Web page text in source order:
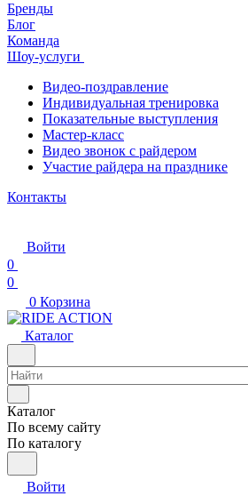
Бренды
Блог
Команда
Шоу-услуги
Видео-поздравление
Индивидуальная тренировка
Показательные выступления
Мастер-класс
Видео звонок с райдером
Участие райдера на празднике
Контакты
Войти
0
0
0 Корзина
Каталог
Каталог
По всему сайту
По каталогу
Войти